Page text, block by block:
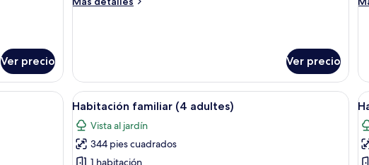
Ver precio
individuales
camas
individuales
Ver precio
con cama, dos lámparas de noche, una silla, un escritorio con espejo y una puerta.
Abrir
todas
las
fotos
Habitación de hotel con cama, dos
8
Habitación familiar (4 adultes)
Vista al jardín
344 pies cuadrados
1 habitación